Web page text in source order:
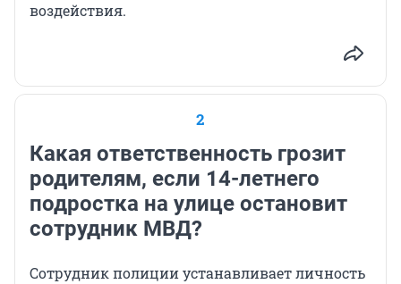
воздействия.
2
Какая ответственность грозит
родителям, если 14-летнего
подростка на улице остановит
сотрудник МВД?
Сотрудник полиции устанавливает личность